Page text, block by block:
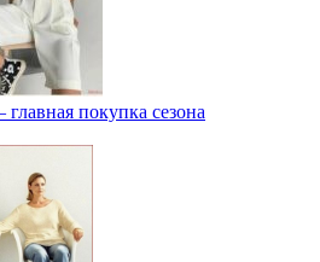
покупка сезона